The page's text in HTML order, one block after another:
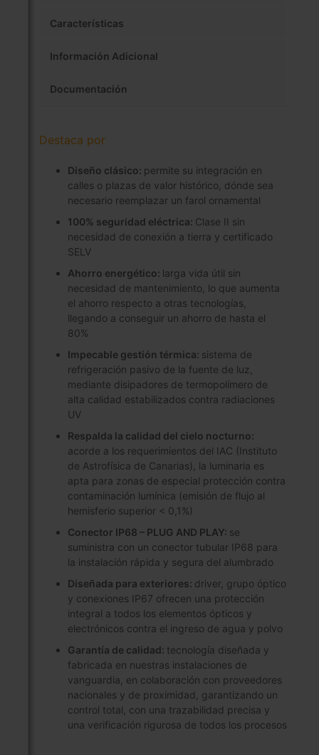
Características
Información Adicional
Documentación
Destaca por
Diseño clásico: permite su integración en
calles o plazas de valor histórico, dónde sea
necesario reemplazar un farol ornamental
100% seguridad eléctrica: Clase II sin
necesidad de conexión a tierra y certificado
SELV
Ahorro energético: larga vida útil sin
necesidad de mantenimiento, lo que aumenta
el ahorro respecto a otras tecnologías,
llegando a conseguir un ahorro de hasta el
80%
Impecable gestión térmica: sistema de
refrigeración pasivo de la fuente de luz,
mediante disipadores de termopolímero de
alta calidad estabilizados contra radiaciones
UV
Respalda la calidad del cielo nocturno:
acorde a los requerimientos del IAC (Instituto
de Astrofísica de Canarias), la luminaria es
apta para zonas de especial protección contra
contaminación lumínica (emisión de flujo al
hemisferio superior < 0,1%)
Conector IP68 – PLUG AND PLAY: se
suministra con un conector tubular IP68 para
la instalación rápida y segura del alumbrado
Diseñada para exteriores: driver, grupo óptico
y conexiones IP67 ofrecen una protección
integral a todos los elementos ópticos y
electrónicos contra el ingreso de agua y polvo
Garantía de calidad: tecnología diseñada y
fabricada en nuestras instalaciones de
vanguardia, en colaboración con proveedores
nacionales y de proximidad, garantizando un
control total, con una trazabilidad precisa y
una verificación rigurosa de todos los procesos